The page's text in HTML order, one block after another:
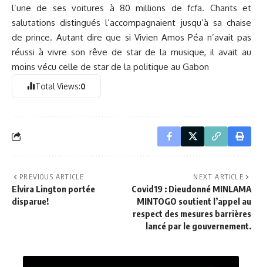
l’une de ses voitures à 80 millions de fcfa. Chants et
salutations distingués l’accompagnaient jusqu’à sa chaise
de prince. Autant dire que si Vivien Amos Péa n’avait pas
réussi à vivre son rêve de star de la musique, il avait au
moins vécu celle de star de la politique au Gabon
Total Views:0
PREVIOUS ARTICLE
Elvira Lington portée
disparue!
NEXT ARTICLE
Covid19 : Dieudonné MINLAMA
MINTOGO soutient l’appel au
respect des mesures barrières
lancé par le gouvernement.